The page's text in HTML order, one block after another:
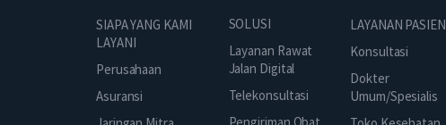
SIAPA YANG KAMI
LAYANI
Perusahaan
Asuransi
SOLUSI
Layanan Rawat
Jalan Digital
Telekonsultasi
LAYANAN PASIEN
Konsultasi
Dokter
Umum/Spesialis